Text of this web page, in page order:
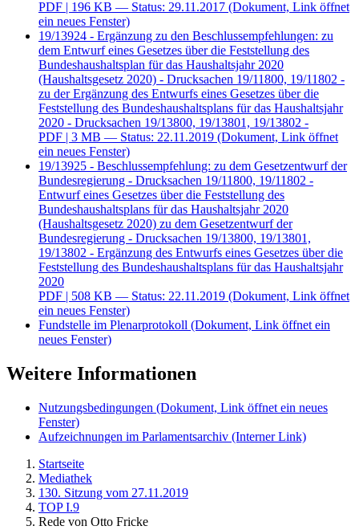
PDF | 196 KB — Status: 29.11.2017 (Dokument, Link öffnet
ein neues Fenster)
19/13924 - Ergänzung zu den Beschlussempfehlungen: zu
dem Entwurf eines Gesetzes über die Feststellung des
Bundeshaushaltsplan für das Haushaltsjahr 2020
(Haushaltsgesetz 2020) - Drucksachen 19/11800, 19/11802 -
zu der Ergänzung des Entwurfs eines Gesetzes über die
Feststellung des Bundeshaushaltsplans für das Haushaltsjahr
2020 - Drucksachen 19/13800, 19/13801, 19/13802 -
PDF | 3 MB — Status: 22.11.2019 (Dokument, Link öffnet
ein neues Fenster)
19/13925 - Beschlussempfehlung: zu dem Gesetzentwurf der
Bundesregierung - Drucksachen 19/11800, 19/11802 -
Entwurf eines Gesetzes über die Feststellung des
Bundeshaushaltsplans für das Haushaltsjahr 2020
(Haushaltsgesetz 2020) zu dem Gesetzentwurf der
Bundesregierung - Drucksachen 19/13800, 19/13801,
19/13802 - Ergänzung des Entwurfs eines Gesetzes über die
Feststellung des Bundeshaushaltsplans für das Haushaltsjahr
2020
PDF | 508 KB — Status: 22.11.2019 (Dokument, Link öffnet
ein neues Fenster)
Fundstelle im Plenarprotokoll (Dokument, Link öffnet ein
neues Fenster)
Weitere Informationen
Nutzungsbedingungen (Dokument, Link öffnet ein neues
Fenster)
Aufzeichnungen im Parlamentsarchiv (Interner Link)
Startseite
Mediathek
130. Sitzung vom 27.11.2019
TOP I.9
Rede von Otto Fricke